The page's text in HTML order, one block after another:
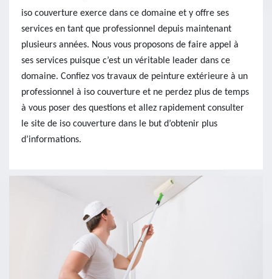
iso couverture exerce dans ce domaine et y offre ses
services en tant que professionnel depuis maintenant
plusieurs années. Nous vous proposons de faire appel à
ses services puisque c’est un véritable leader dans ce
domaine. Confiez vos travaux de peinture extérieure à un
professionnel à iso couverture et ne perdez plus de temps
à vous poser des questions et allez rapidement consulter
le site de iso couverture dans le but d’obtenir plus
d’informations.